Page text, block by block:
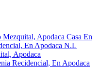
Apodaca
Recidencial, En Apodaca